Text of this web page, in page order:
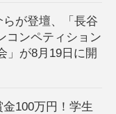
が登壇、「長谷
コンペティション
」が8月19日に開
金100万円！学生